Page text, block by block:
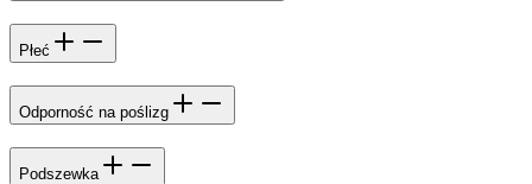
Płeć
Odporność na poślizg
Podszewka